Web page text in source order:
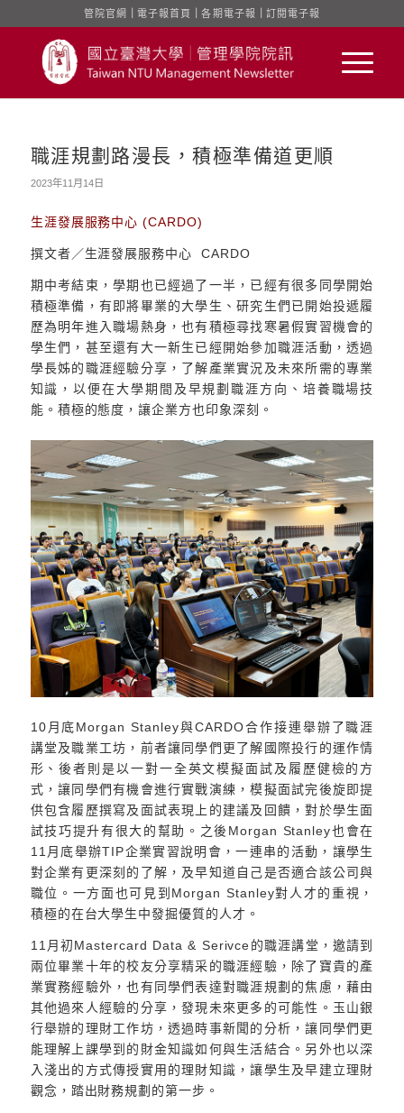
管院官網 電子報首頁 ｜各期電子報 訂閱電子報
職涯規劃路漫長，積極準備道更順
2023年11月14日
生涯發展服務中心 (CARDO)
撰文者／生涯發展服務中心 CARDO
期中考結束，學期也已經過了一半，已經有很多同學開始
積極準備，有即將畢業的大學生、研究生們已開始投遞履
歷為明年進入職場熱身，也有積極尋找寒暑假實習機會的
學生們，甚至還有大一新生已經開始參加職涯活動，透過
學長姊的職涯經驗分享，了解產業實況及未來所需的專業
知識，以便在大學期間及早規劃職涯方向、培養職場技
能。積極的態度，讓企業方也印象深刻。
10月底Morgan Stanley與CARDO合作接連舉辦了職涯
講堂及職業工坊，前者讓同學們更了解國際投行的運作情
形、後者則是以一對一全英文模擬面試及履歷健檢的方
式，讓同學們有機會進行實戰演練，模擬面試完後旋即提
供包含履歷撰寫及面試表現上的建議及回饋，對於學生面
試技巧提升有很大的幫助。之後Morgan Stanley也會在
11月底舉辦TIP企業實習說明會，一連串的活動，讓學生
對企業有更深刻的了解，及早知道自己是否適合該公司與
職位。一方面也可見到Morgan Stanley對人才的重視，
積極的在台大學生中發掘優質的人才。
11月初Mastercard Data & Serivce的職涯講堂，邀請到
兩位畢業十年的校友分享精采的職涯經驗，除了寶貴的產
業實務經驗外，也有同學們表達對職涯規劃的焦慮，藉由
其他過來人經驗的分享，發現未來更多的可能性。玉山銀
行舉辦的理財工作坊，透過時事新聞的分析，讓同學們更
能理解上課學到的財金知識如何與生活結合。另外也以深
入淺出的方式傳授實用的理財知識，讓學生及早建立理財
觀念，踏出財務規劃的第一步。